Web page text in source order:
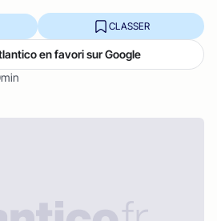
CLASSER
en favori sur Google